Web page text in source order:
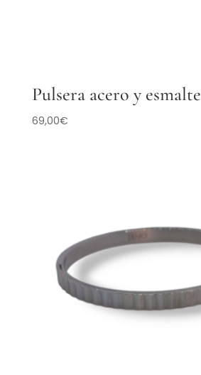
Pulsera acero y esmalte
69,00€